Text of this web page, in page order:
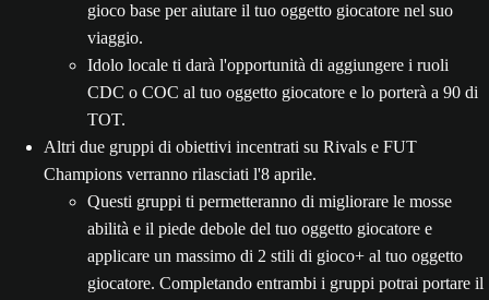
gioco base per aiutare il tuo oggetto giocatore nel suo
viaggio.
Idolo locale ti darà l'opportunità di aggiungere i ruoli
CDC o COC al tuo oggetto giocatore e lo porterà a 90 di
TOT.
Altri due gruppi di obiettivi incentrati su Rivals e FUT
Champions verranno rilasciati l'8 aprile.
Questi gruppi ti permetteranno di migliorare le mosse
abilità e il piede debole del tuo oggetto giocatore e
applicare un massimo di 2 stili di gioco+ al tuo oggetto
giocatore. Completando entrambi i gruppi potrai portare il